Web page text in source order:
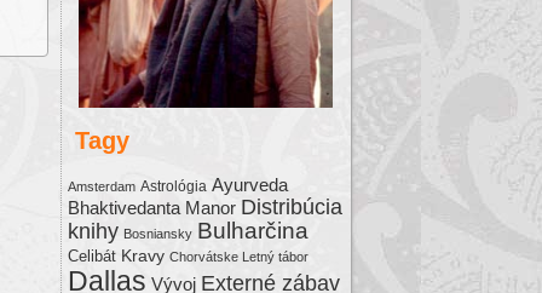
Tagy
Amsterdam Astrológia Ayurveda
Bhaktivedanta Manor Distribúcia
knihy Bosniansky Bulharčina
Celibát Kravy Chorvátske Letný tábor
Dallas Vývoj Externé zábav